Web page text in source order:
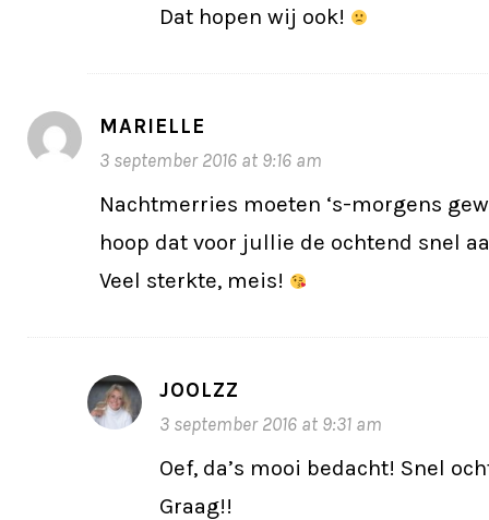
Dat hopen wij ook!
MARIELLE
3 september 2016 at 9:16 am
Nachtmerries moeten ‘s-morgens
hoop dat voor jullie de ochtend snel
Veel sterkte, meis!
JOOLZZ
3 september 2016 at 9:31 am
Oef, da’s mooi bedacht! Snel
Graag!!